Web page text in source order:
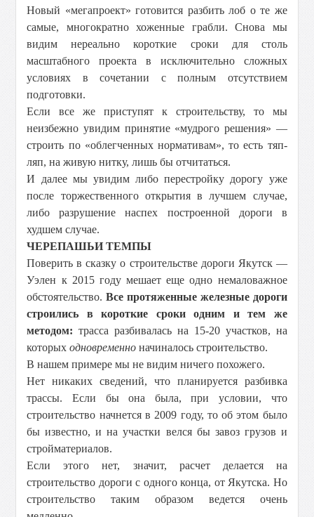
Новый «мегапроект» готовится разбить лоб о те же
самые, многократно хоженные грабли. Снова мы
видим нереально короткие сроки для столь
масштабного проекта в исключительно сложных
условиях в сочетании с полным отсутствием
подготовки.
Если все же приступят к строительству, то мы
неизбежно увидим принятие «мудрого решения» —
строить по «облегченных нормативам», то есть тяп-
ляп, на живую нитку, лишь бы отчитаться.
И далее мы увидим либо перестройку дорогу уже
после торжественного открытия в лучшем случае,
либо разрушение наспех построенной дороги в
худшем случае.
ЧЕРЕПАШЬИ ТЕМПЫ
Поверить в сказку о строительстве дороги Якутск —
Уэлен к 2015 году мешает еще одно немаловажное
обстоятельство.Все протяженные железные дороги
строились в короткие сроки одним и тем же
методом: трасса разбивалась на 15-20 участков, на
которыходновременно начиналось строительство.
В нашем примере мы не видим ничего похожего.
Нет никаких сведений, что планируется разбивка
трассы. Если бы она была, при условии, что
строительство начнется в 2009 году, то об этом было
бы известно, и на участки велся бы завоз грузов и
стройматериалов.
Если этого нет, значит, расчет делается на
строительство дороги с одного конца, от Якутска. Но
строительство таким образом ведется очень